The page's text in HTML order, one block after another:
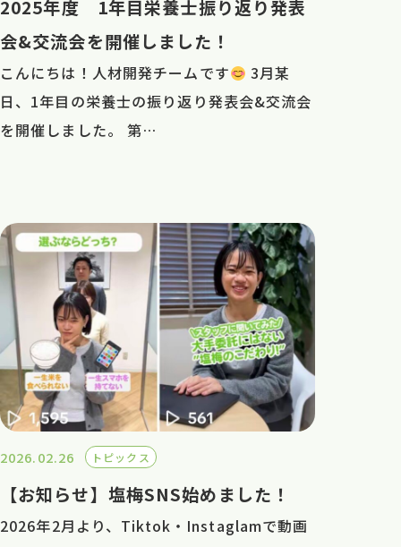
2025年度 1年目栄養士振り返り発表
会&交流会を開催しました！
こんにちは！人材開発チームです
3月某
日、1年目の栄養士の振り返り発表会&交流会
を開催しました。 第…
2026.02.26 トピックス
【お知らせ】塩梅SNS始めました！
2026年2月より、Tiktok・Instaglamで動画